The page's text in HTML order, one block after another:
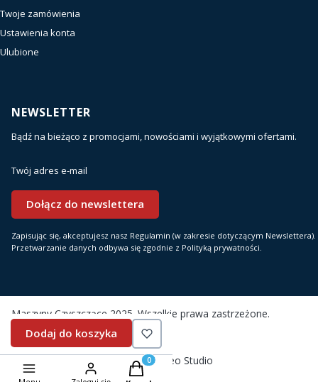
Twoje zamówienia
Ustawienia konta
Ulubione
NEWSLETTER
Bądź na bieżąco z promocjami, nowościami i wyjątkowymi ofertami.
Twój adres e-mail
Dołącz do newslettera
Zapisując się, akceptujesz nasz Regulamin (w zakresie dotyczącym Newslettera).
Przetwarzanie danych odbywa się zgodnie z Polityką prywatności.
Maszyny Czyszczące 2025. Wszelkie prawa zastrzeżone.
Sklep internetowyShoper.pl
Realizacja i wsparcie:
Dodaj do koszyka
Produkty w koszyku: 0. Zobacz